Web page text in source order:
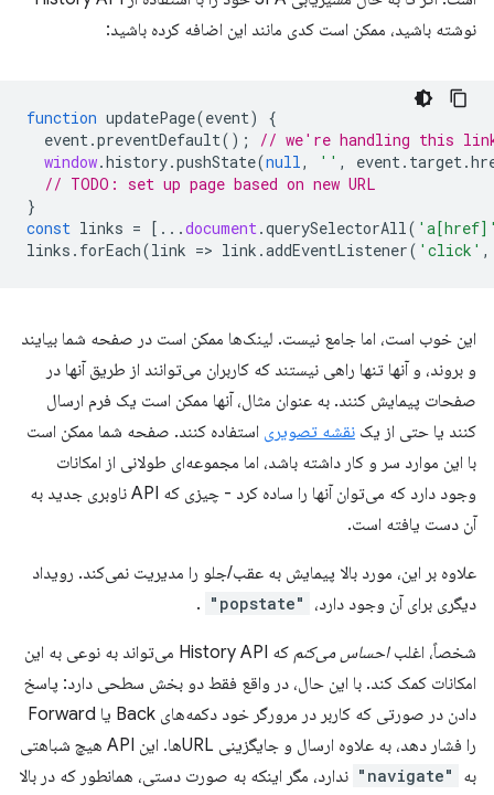
نوشته باشید، ممکن است کدی مانند این اضافه کرده باشید:
function updatePage(event)
{
event.preventDefault();
// we're handling this
window.history.pushState(null, '' , event. target.
// TODO: set up page based on new URL
}
const links = [...document.querySelectorAll(
links . forEach(link => link .addEventListener( 'click' ,
این خوب است، اما جامع نیست. لینک‌ها ممکن است در صفحه شما بیایند
و بروند، و آنها تنها راهی نیستند که کاربران می‌توانند از طریق آنها در
صفحات پیمایش کنند. به عنوان مثال، آنها ممکن است یک فرم ارسال
کنند یا حتی از یک نقشه تصویری استفاده کنند. صفحه شما ممکن است
با این موارد سر و کار داشته باشد، اما مجموعه‌ای طولانی از امکانات
وجود دارد که می‌توان آنها را ساده کرد - چیزی که API ناوبری جدید به
آن دست یافته است.
علاوه بر این، مورد بالا پیمایش به عقب/جلو را مدیریت نمی‌کند. رویداد
دیگری برای آن وجود دارد،
"popstate"
.
شخصاً، اغلباحساس می‌کنم
که History API می‌تواند به نوعی به این
امکانات کمک کند. با این حال، در واقع فقط دو بخش سطحی دارد: پاسخ
دادن در صورتی که کاربر در مرورگر خود دکمه‌های Back یا Forward
را فشار دهد، به علاوه ارسال و جایگزینی URLها. این API هیچ شباهتی
به
"navigate"
ندارد، مگر اینکه به صورت دستی، همانطور که در بالا